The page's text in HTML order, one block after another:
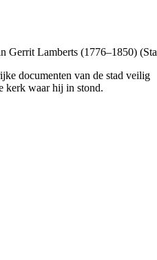
Gerrit Lamberts (1776–1850)
documenten van de stad veilig
kerk waar hij in stond.